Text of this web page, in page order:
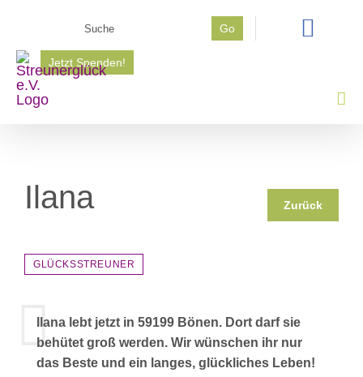
springen
Go
Jetzt Spenden!
Ilana Zurück
GLÜCKSSTREUNER
Ilana lebt jetzt in 59199 Bönen. Dort darf sie
behütet groß werden. Wir wünschen ihr nur
das Beste und ein langes, glückliches Leben!